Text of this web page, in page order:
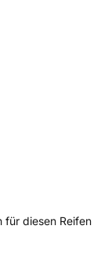
für diesen Reifen